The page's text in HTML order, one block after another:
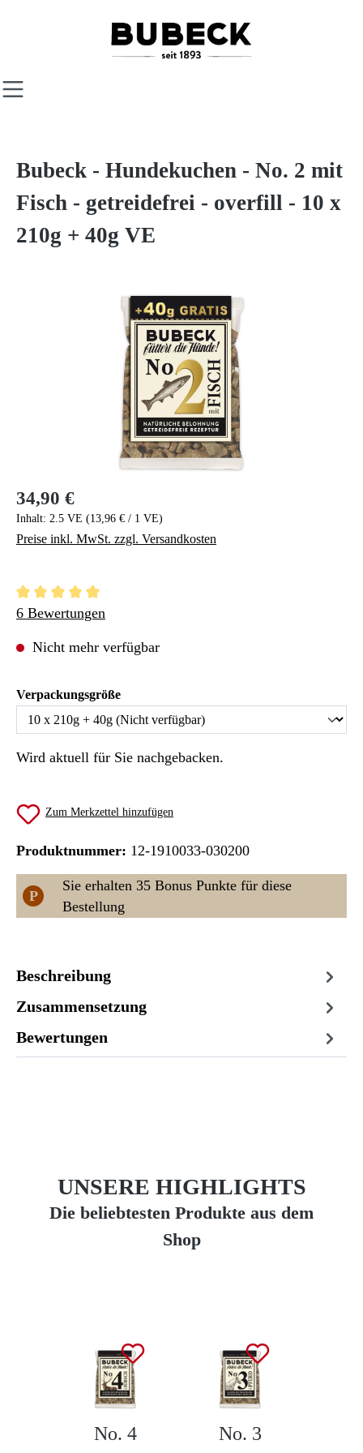
Zum Hauptinhalt springen
Bubeck - Hundekuchen - No. 2 mit
Fisch - getreidefrei - overfill - 10 x
210g + 40g VE
Bildergalerie überspringen
Regulärer Preis:
34,90 €
Inhalt: 2.5 VE (13,96 € / 1 VE)
Preise inkl. MwSt. zzgl. Versandkosten
Durchschnittliche Bewertung von 5 von 5 Sternen
6 Bewertungen
Nicht mehr verfügbar
Verpackungsgrößeauswählen
Wird aktuell für Sie nachgebacken.
Zum Merkzettel hinzufügen
Produktnummer: 12-1910033-030200
P
Sie erhalten 35 Bonus Punkte für diese
Bestellung
Beschreibung
Zusammensetzung
Bewertungen
UNSERE HIGHLIGHTS
Die beliebtesten Produkte aus dem
Shop
No. 4
No. 3